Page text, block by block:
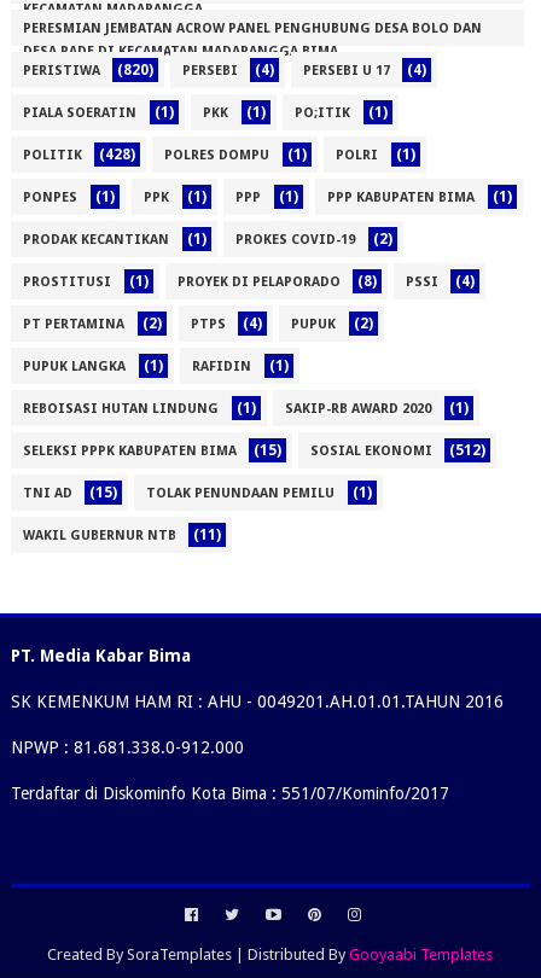
KECAMATAN MADAPANGGA
(1)PERESMIAN JEMBATAN ACROW PANEL PENGHUBUNG DESA BOLO DAN
DESA RADE DI KECAMATAN MADAPANGGA BIMA
(1)PERISTIWA (820) PERSEBI (4) PERSEBI U 17 (4)
PIALA SOERATIN (1) PKK (1) PO;ITIK (1)
POLITIK (428) POLRES DOMPU (1) POLRI (1)
PONPES (1) PPK (1) PPP (1) PPP KABUPATEN BIMA (1)
PRODAK KECANTIKAN (1) PROKES COVID-19 (2)
PROSTITUSI (1) PROYEK DI PELAPORADO (8) PSSI (4)
PT PERTAMINA (2) PTPS (4) PUPUK (2)
PUPUK LANGKA (1) RAFIDIN (1)
REBOISASI HUTAN LINDUNG (1) SAKIP-RB AWARD 2020 (1)
SELEKSI PPPK KABUPATEN BIMA (15) SOSIAL EKONOMI (512)
TNI AD (15) TOLAK PENUNDAAN PEMILU (1)
WAKIL GUBERNUR NTB (11)
PT. Media Kabar Bima
SK KEMENKUM HAM RI : AHU - 0049201.AH.01.01.TAHUN 2016
NPWP : 81.681.338.0-912.000
Terdaftar di Diskominfo Kota Bima : 551/07/Kominfo/2017
Created BySoraTemplates | Distributed ByGooyaabi Templates